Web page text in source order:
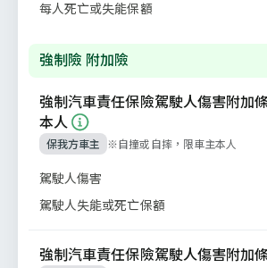
每人死亡或失能保額
強制險 附加險
強制汽車責任保險駕駛人傷害附加
本人
若駕駛人(限車主)因自撞、
保我方車主 ※自撞或自摔，限車主本人
駕駛人傷害
駕駛人失能或死亡保額
強制汽車責任保險駕駛人傷害附加